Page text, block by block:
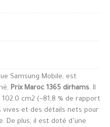
Samsung Mobile, est
Prix Maroc 1365 dirhams. Il
cm2 (~81,8 % de rapport
et des détails nets pour
De plus, il est doté d’une